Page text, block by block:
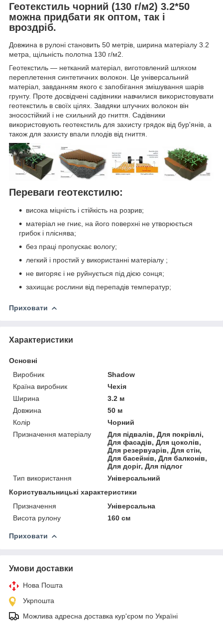
Геотекстиль чорний (130 г/м2) 3.2*50
можна придбати як оптом, так і
вроздріб.
Довжина в рулоні становить 50 метрів, ширина матеріалу 3.2
метра, щільність полотна 130 г/м2.
Геотекстиль — нетканий матеріал, виготовлений шляхом
переплетення синтетичних волокон. Це універсальний
матеріал, завданням якого є запобігання змішування шарів
грунту. Проте досвідчені садівники навчилися використовувати
геотекстиль в своїх цілях. Завдяки штучних волокон він
зносостійкий і не схильний до гниття. Садівники
використовують геотекстиль для захисту грядок від бур'янів, а
також для захисту впали плодів від гниття.
Переваги геотекстилю:
висока міцність і стійкість на розрив;
матеріал не гниє, на його поверхні не утворюється
грибок і пліснява;
без праці пропускає вологу;
легкий і простий у використанні матеріалу ;
не вигоряє і не руйнується під дією сонця;
захищає рослини від перепадів температур;
Приховати
Характеристики
Основні
Виробник
Shadow
Країна виробник
Чехія
Ширина
3.2 м
Довжина
50 м
Колір
Чорний
Призначення матеріалу
Для підвалів, Для покрівлі,
Для фасадів, Для цоколів,
Для резервуарів, Для стін,
Для басейнів, Для балконів,
Для доріг, Для підлог
Тип використання
Універсальний
Користувальницькі характеристики
Призначення
Універсальна
Висота рулону
160 см
Приховати
Умови доставки
Нова Пошта
Укрпошта
Можлива адресна доставка кур'єром по Україні